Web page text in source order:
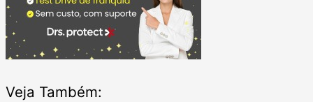
Veja Também: